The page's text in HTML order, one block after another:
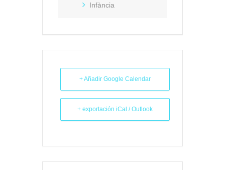
Infància
+ Añadir Google Calendar
+ exportación iCal / Outlook